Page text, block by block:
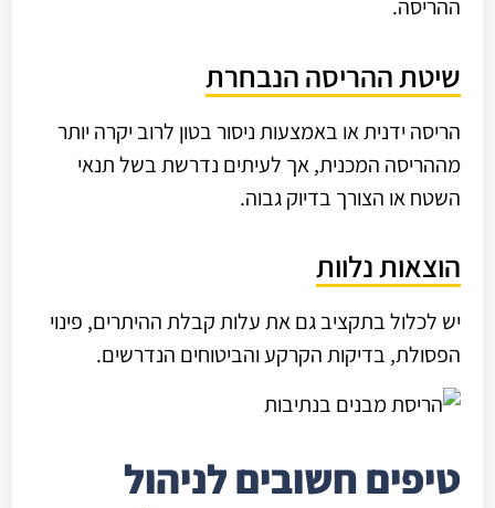
ההריסה.
שיטת ההריסה הנבחרת
הריסה ידנית או באמצעות ניסור בטון לרוב יקרה יותר
מההריסה המכנית, אך לעיתים נדרשת בשל תנאי
השטח או הצורך בדיוק גבוה.
הוצאות נלוות
יש לכלול בתקציב גם את עלות קבלת ההיתרים, פינוי
הפסולת, בדיקות הקרקע והביטוחים הנדרשים.
טיפים חשובים לניהול